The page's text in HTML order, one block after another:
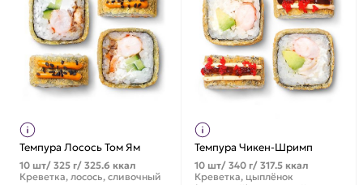
Темпура Лосось Том Ям
10 шт/ 325 г/ 325.6 ккал
Креветка, лосось, сливочный
Темпура Чикен-Шримп
10 шт/ 340 г/ 317.5 ккал
Креветка, цыплёнок